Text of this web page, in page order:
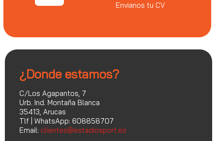
Envianos tu CV
¿Donde estamos?
C/Los Agapantos, 7
Urb. Ind. Montaña Blanca
35413, Arucas
Tlf | WhatsApp: 608858707
Email: clientes@estadiosport.es